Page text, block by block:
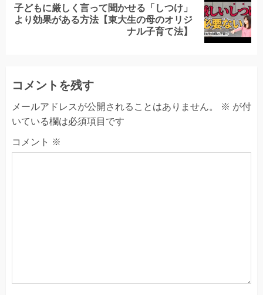
Next
子どもに厳しく言って聞かせる「しつけ」
より効果がある方法【東大生の母のオリジ
ナル子育て法】
コメントを残す
メールアドレスが公開されることはありません。 ※ が付
いている欄は必須項目です
コメント ※